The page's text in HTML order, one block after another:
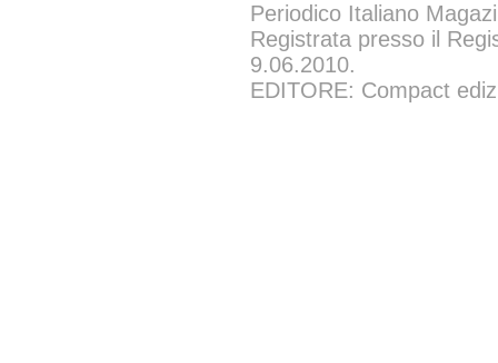
Periodico Italiano
Registrata presso il
9.06.2010.
EDITORE: Compact